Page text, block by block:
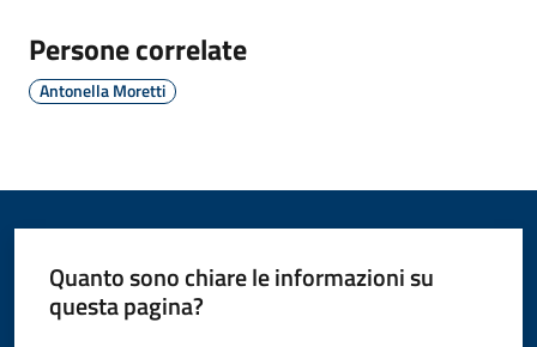
Vivere
il
Persone correlate
Antonella Moretti
Quanto sono chiare le informazioni su
questa pagina?